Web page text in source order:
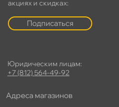
акциях и скидках:
Подписаться
Юридическим лицам:
+7 (812) 564-49-92
Адреса магазино